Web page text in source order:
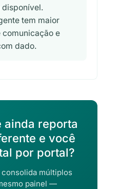
tem maior
comunicação e
dado.
ainda reporta
e você
por portal?
consolida múltiplos
painel —